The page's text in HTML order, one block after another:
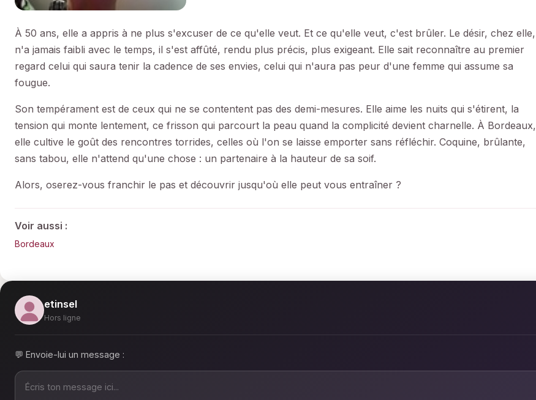
À 50 ans, elle a appris à ne plus s'excuser de ce qu'elle veut. Et ce qu'elle veut, c'est brûler. Le désir, chez elle,
n'a jamais faibli avec le temps, il s'est affûté, rendu plus précis, plus exigeant. Elle sait reconnaître au premier
regard celui qui saura tenir la cadence de ses envies, celui qui n'aura pas peur d'une femme qui assume sa
fougue.
Son tempérament est de ceux qui ne se contentent pas des demi-mesures. Elle aime les nuits qui s'étirent, la
tension qui monte lentement, ce frisson qui parcourt la peau quand la complicité devient charnelle. À Bordeaux,
elle cultive le goût des rencontres torrides, celles où l'on se laisse emporter sans réfléchir. Coquine, brûlante,
sans tabou, elle n'attend qu'une chose : un partenaire à la hauteur de sa soif.
Alors, oserez-vous franchir le pas et découvrir jusqu'où elle peut vous entraîner ?
Voir aussi :
Bordeaux
etinsel
Hors ligne
💬 Envoie-lui un message :